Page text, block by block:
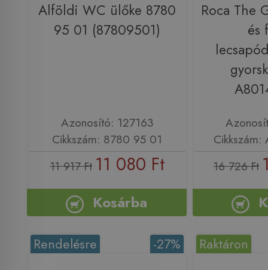
Alföldi WC ülőke 8780
95 01 (87809501)
Azonosító: 127163
Cikkszám: 8780 95 01
11 917 Ft 11 080 Ft
Kosárba
Roca The
és
16 726 Ft
-27%
Rendelésre Raktáron